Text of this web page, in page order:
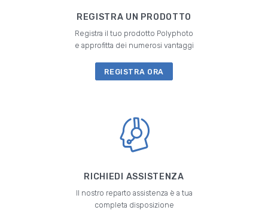
REGISTRA UN PRODOTTO
Registra il tuo prodotto Polyphoto
e approfitta dei numerosi vantaggi
REGISTRA ORA
RICHIEDI ASSISTENZA
Il nostro reparto assistenza è a tua
completa disposizione